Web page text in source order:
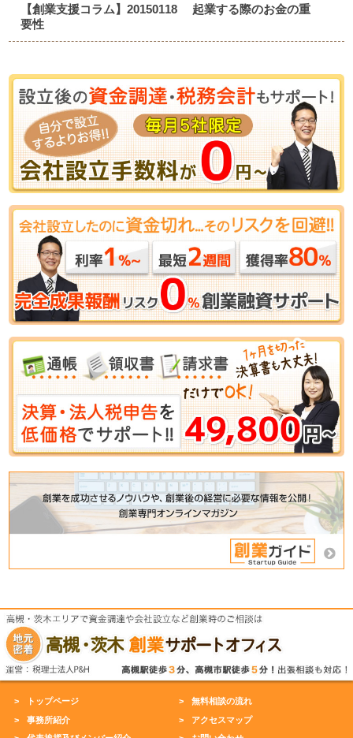
【創業支援コラム】20150118 起業する際のお金の重
要性
トップページ
事務所紹介
無料相談の流れ
アクセスマップ